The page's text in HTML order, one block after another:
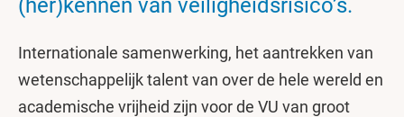
(her)kennen van veiligheidsrisico’s.
Internationale samenwerking, het aantrekken van
wetenschappelijk talent van over de hele wereld en
academische vrijheid zijn voor de VU van groot